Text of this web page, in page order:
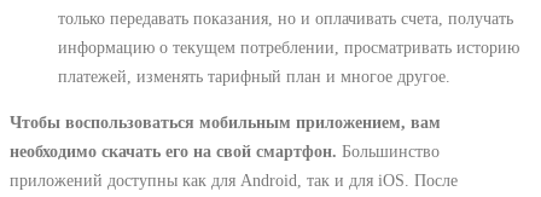
только передавать показания, но и оплачивать счета, получать
информацию о текущем потреблении, просматривать историю
платежей, изменять тарифный план и многое другое.
Чтобы воспользоваться мобильным приложением, вам
необходимо скачать его на свой смартфон. Большинство
приложений доступны как для Android, так и для iOS. После